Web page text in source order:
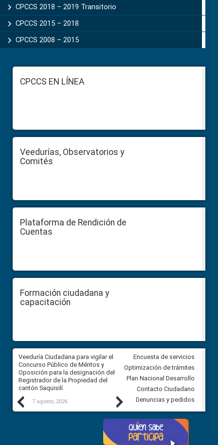
CPCCS 2018 – 2019 Transitorio
CPCCS 2015 – 2018
CPCCS 2008 – 2015
FooterCPCCS EN LÍNEA
Veedurías, Observatorios y
Comités
Plataforma de Rendición de
Cuentas
Formación ciudadana y
capacitación
Previous
Veeduría Ciudadana para vigilar el
Concurso Público de Méritos y
Oposición para la designación del
Registrador de la Propiedad del
cantón Saquisilí
7 agosto, 2026
Veeduría Ciudadana para
construcción del asfaltado de
Ballenita del cantón Santa
7 agosto, 2026
Next
Encuesta de servicios
Optimización de trámites
Plan Nacional Desarrollo
Contacto Ciudadano
Denuncias y pedidos